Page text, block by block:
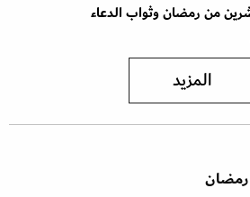
من رمضان وثواب الدعاء
المزيد
رمضان